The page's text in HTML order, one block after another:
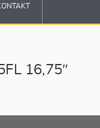
16,75″